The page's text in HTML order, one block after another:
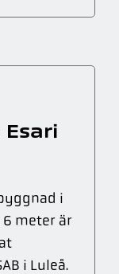
i
meter är
i Luleå.